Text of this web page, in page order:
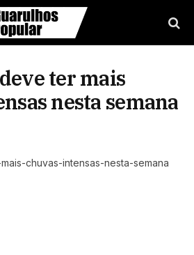
ter mais
nesta semana